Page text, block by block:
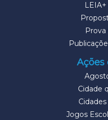
Ações
Cidade
Jogos